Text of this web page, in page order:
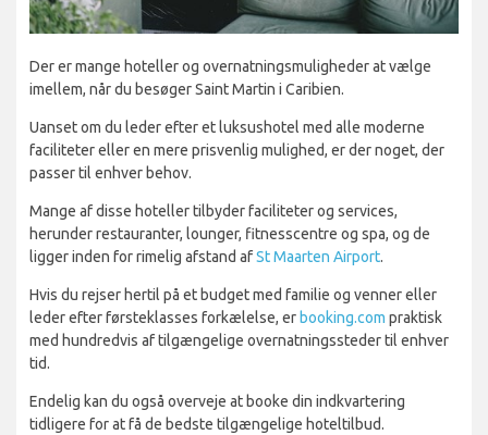
Der er mange hoteller og overnatningsmuligheder at vælge
imellem, når du besøger Saint Martin i Caribien.
Uanset om du leder efter et luksushotel med alle moderne
faciliteter eller en mere prisvenlig mulighed, er der noget, der
passer til enhver behov.
Mange af disse hoteller tilbyder faciliteter og services,
herunder restauranter, lounger, fitnesscentre og spa, og de
ligger inden for rimelig afstand afSt Maarten Airport.
Hvis du rejser hertil på et budget med familie og venner eller
leder efter førsteklasses forkælelse, er booking.com praktisk
med hundredvis af tilgængelige overnatningssteder til enhver
tid.
Endelig kan du også overveje at booke din indkvartering
tidligere for at få de bedste tilgængelige hoteltilbud.